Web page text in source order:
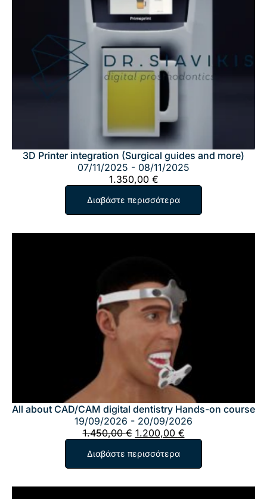
3D Printer integration (Surgical guides and more)
07/11/2025 - 08/11/2025
1.350,00 €
Διαβάστε περισσότερα
All about CAD/CAM digital dentistry Hands-on course
19/09/2026 - 20/09/2026
1.450,00€ Original
was:
1.450,00 €.
1.200,00 €Η
τρέχουσα
είναι:
Διαβάστε περισσότερα